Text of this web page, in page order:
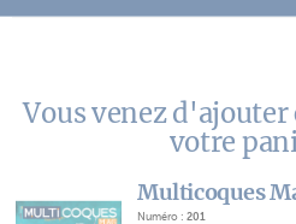
Vous venez d'ajouter
votre
Multicoques
Numéro : 201